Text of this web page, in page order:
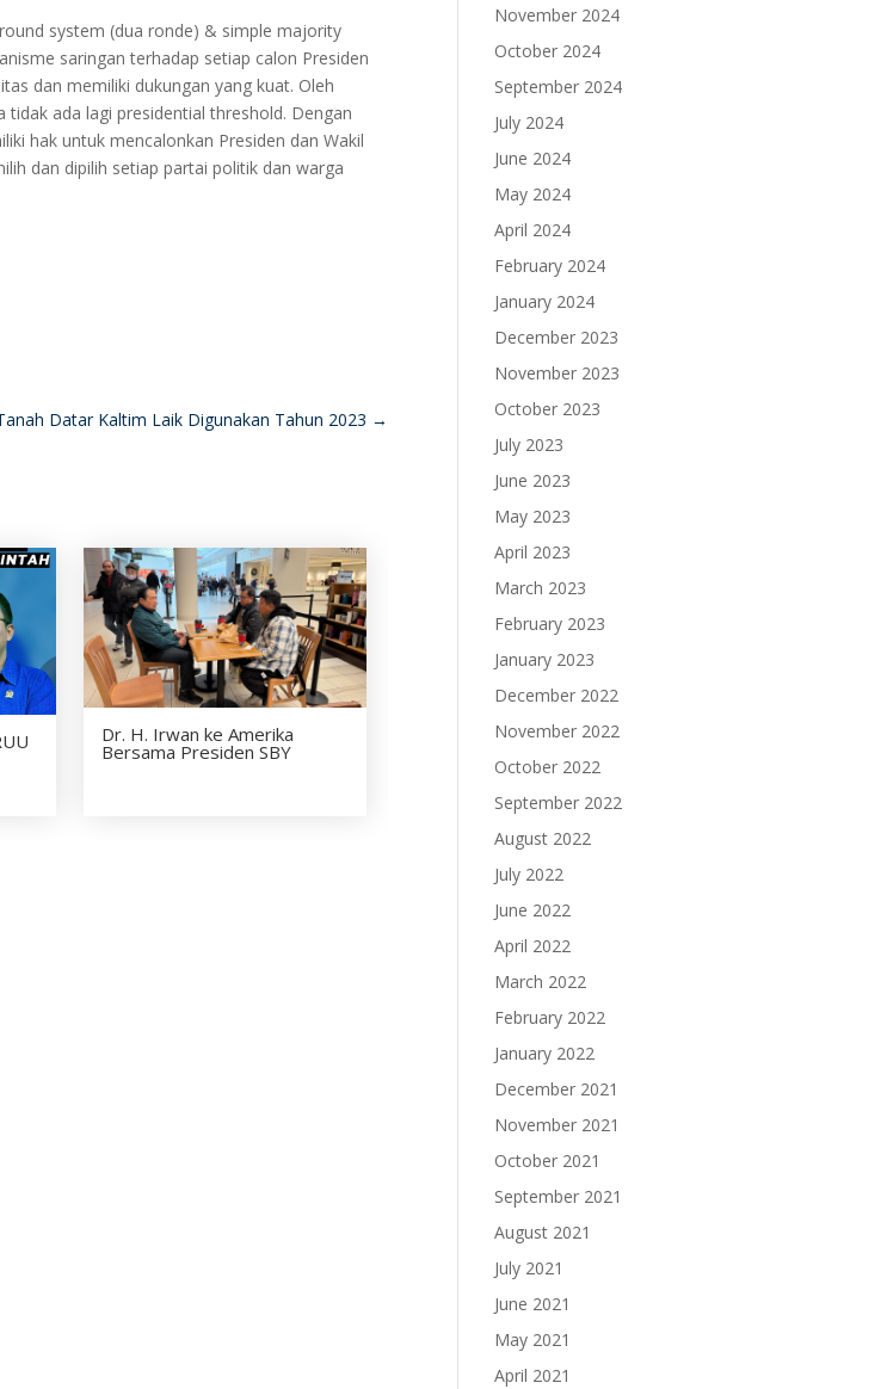
system (dua ronde) & simple majority
saringan terhadap setiap calon Presiden
dan memiliki dukungan yang kuat. Oleh
ada lagi presidential threshold. Dengan
hak untuk mencalonkan Presiden dan Wakil
dan dipilih setiap partai politik dan warga
Datar Kaltim Laik Digunakan Tahun 2023 →
Dr. H. Irwan ke Amerika
Bersama Presiden SBY
November 2024
October 2024
September 2024
July 2024
June 2024
May 2024
April 2024
February 2024
January 2024
December 2023
November 2023
October 2023
July 2023
June 2023
May 2023
April 2023
March 2023
February 2023
January 2023
December 2022
November 2022
October 2022
September 2022
August 2022
July 2022
June 2022
April 2022
March 2022
February 2022
January 2022
December 2021
November 2021
October 2021
September 2021
August 2021
July 2021
June 2021
May 2021
April 2021